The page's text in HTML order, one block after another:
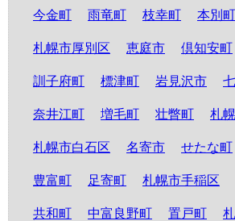
今金町 雨竜町 枝幸町 本別町
札幌市厚別区 恵庭市 倶知安町
訓子府町 標津町 岩見沢市
奈井江町 増毛町 壮瞥町 札
札幌市白石区 名寄市 せたな町
豊富町 足寄町 札幌市手稲区
共和町 中富良野町 置戸町